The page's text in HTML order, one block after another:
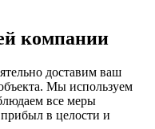
компании
доставим ваш
Мы используем
все меры
в целости и